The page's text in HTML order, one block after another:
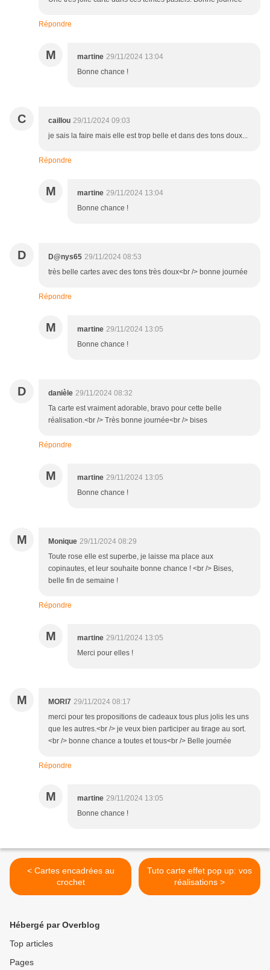
Répondre
M martine 29/11/2024 13:04
Bonne chance !
C caillou 29/11/2024 09:03
je sais la faire mais elle est trop belle et dans des tons doux...
Répondre
M martine 29/11/2024 13:04
Bonne chance !
D D@nys65 29/11/2024 08:53
très belle cartes avec des tons très doux<br /> bonne journée
Répondre
M martine 29/11/2024 13:05
Bonne chance !
D danièle 29/11/2024 08:32
Ta carte est vraiment adorable, bravo pour cette belle
réalisation.<br /> Très bonne journée<br /> bises
Répondre
M martine 29/11/2024 13:05
Bonne chance !
M Monique 29/11/2024 08:29
Toute rose elle est superbe, je laisse ma place aux
copinautes, et leur souhaite bonne chance ! <br /> Bises,
belle fin de semaine !
Répondre
M martine 29/11/2024 13:05
Merci pour elles !
M MORI7 29/11/2024 08:17
merci pour tes propositions de cadeaux tous plus jolis les uns
que les autres.<br /> je veux bien participer au tirage au sort.
<br /> bonne chance a toutes et tous<br /> Belle journée
Répondre
M martine 29/11/2024 13:05
Bonne chance !
< Cartes encadrées au
crochet
Tuto carte effet pop up: vos
réalisations >
Hébergé par Overblog
Top articles
Pages